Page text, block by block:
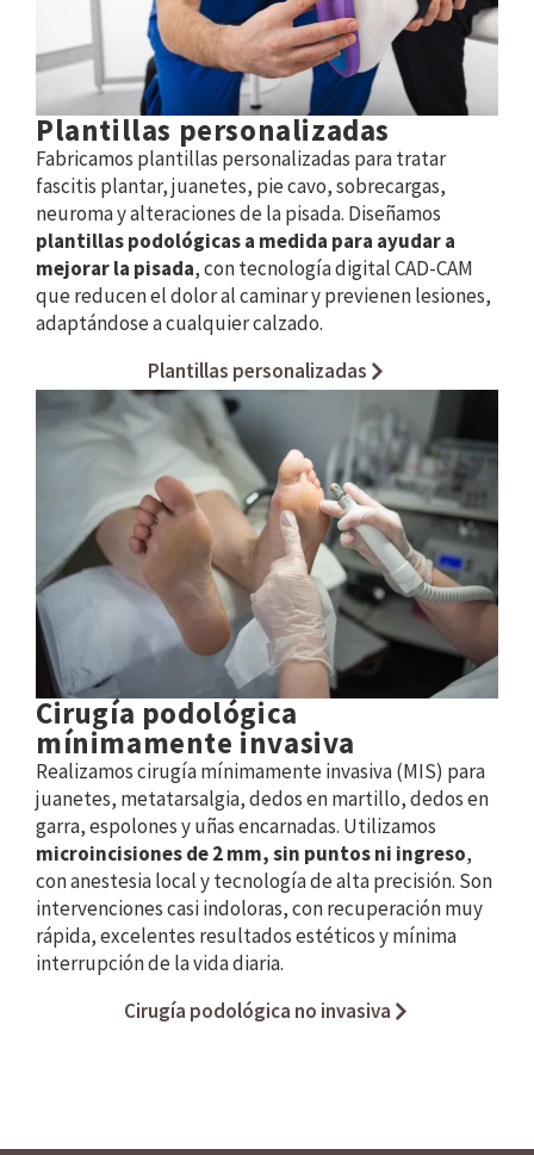
Plantillas personalizadas
Fabricamos plantillas personalizadas para tratar
fascitis plantar, juanetes, pie cavo, sobrecargas,
neuroma y alteraciones de la pisada. Diseñamos
plantillas podológicas a medida para ayudar a
mejorar la pisada, con tecnología digital CAD-CAM
que reducen el dolor al caminar y previenen lesiones,
adaptándose a cualquier calzado.
Plantillas personalizadas
Cirugía podológica
mínimamente invasiva
Realizamos cirugía mínimamente invasiva (MIS) para
juanetes, metatarsalgia, dedos en martillo, dedos en
garra, espolones y uñas encarnadas. Utilizamos
microincisiones de 2 mm, sin puntos ni ingreso,
con anestesia local y tecnología de alta precisión. Son
intervenciones casi indoloras, con recuperación muy
rápida, excelentes resultados estéticos y mínima
interrupción de la vida diaria.
Cirugía podológica no invasiva